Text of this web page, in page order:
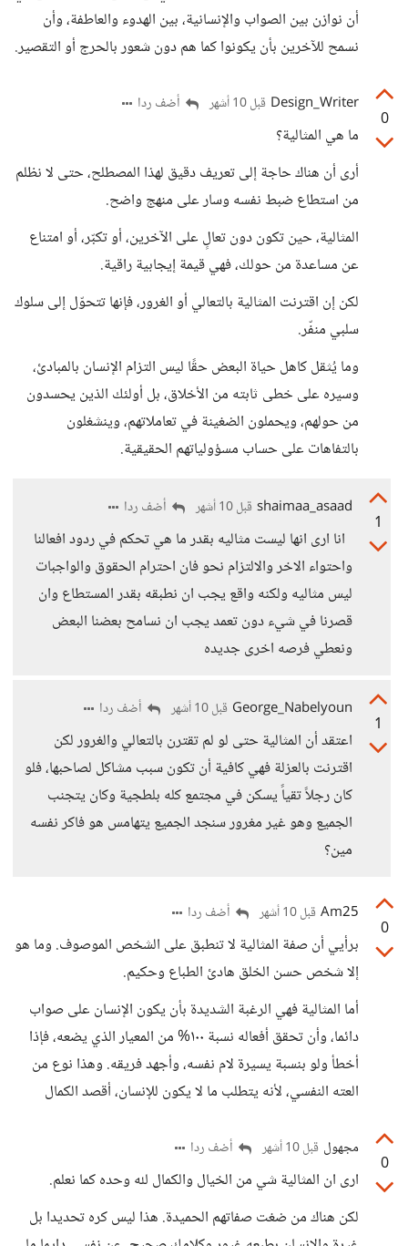
أن نوازن بين الصواب والإنسانية، بين الهدوء والعاطفة، وأن
نسمح للآخرين بأن يكونوا كما هم دون شعور بالحرج أو التقصير.
0
Design_Writer قبل 10 أشهر أضف ردا
ما هي المثالية؟
أرى أن هناك حاجة إلى تعريف دقيق لهذا المصطلح، حتى لا نظلم
من استطاع ضبط نفسه وسار على منهج واضح.
المثالية، حين تكون دون تعالٍ على الآخرين، أو تكبّر، أو امتناع
عن مساعدة من حولك، فهي قيمة إيجابية راقية.
لكن إن اقترنت المثالية بالتعالي أو الغرور، فإنها تتحوّل إلى سلوك
سلبي منفّر.
وما يُثقل كاهل حياة البعض حقًا ليس التزام الإنسان بالمبادئ،
وسيره على خطى ثابته من الأخلاق، بل أولئك الذين يحسدون
من حولهم، ويحملون الضغينة في تعاملاتهم، وينشغلون
بالتفاهات على حساب مسؤولياتهم الحقيقية.
1
shaimaa_asaad قبل 10 أشهر أضف ردا
انا ارى انها ليست مثاليه بقدر ما هي تحكم في ردود افعالنا
واحتواء الاخر والالتزام نحو فان احترام الحقوق والواجبات
ليس مثاليه ولكنه واقع يجب ان نطبقه بقدر المستطاع وان
قصرنا في شيء دون تعمد يجب ان نسامح بعضنا البعض
ونعطي فرصه اخرى جديده
1
George_Nabelyoun قبل 10 أشهر أضف ردا
اعتقد أن المثالية حتى لو لم تقترن بالتعالي والغرور لكن
اقترنت بالعزلة فهي كافية أن تكون سبب مشاكل لصاحبها، فلو
كان رجلاً تقياً يسكن في مجتمع كله بلطجية وكان يتجنب
الجميع وهو غير مغرور سنجد الجميع يتهامس هو فاكر نفسه
مين؟
0
Am25 قبل 10 أشهر أضف ردا
برأيي أن صفة المثالية لا تنطبق على الشخص الموصوف. وما هو
إلا شخص حسن الخلق هادئ الطباع وحكيم.
أما المثالية فهي الرغبة الشديدة بأن يكون الإنسان على صواب
دائما، وأن تحقق أفعاله نسبة ١٠٠% من المعيار الذي يضعه، فإذا
أخطأ ولو بنسبة يسيرة لام نفسه، وأجهد فريقه. وهذا نوع من
العته النفسي، لأنه يتطلب ما لا يكون للإنسان، أقصد الكمال
0
مجهول قبل 10 أشهر أضف ردا
ارى ان المثالية شي من الخيال والكمال لله وحده كما نعلم.
لكن هناك من ضغت صفاتهم الحميدة. هذا ليس كره تحديدا بل